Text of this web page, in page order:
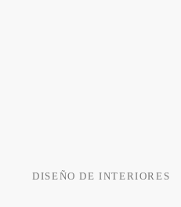
DISEÑO DE INTERIORES